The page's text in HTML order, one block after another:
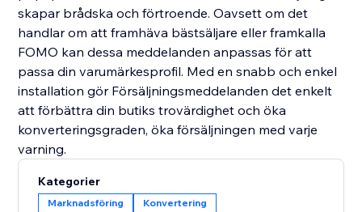
skapar brådska och förtroende. Oavsett om det
handlar om att framhäva bästsäljare eller framkalla
FOMO kan dessa meddelanden anpassas för att
passa din varumärkesprofil. Med en snabb och enkel
installation gör Försäljningsmeddelanden det enkelt
att förbättra din butiks trovärdighet och öka
konverteringsgraden, öka försäljningen med varje
varning.
Kategorier
Marknadsföring Konvertering